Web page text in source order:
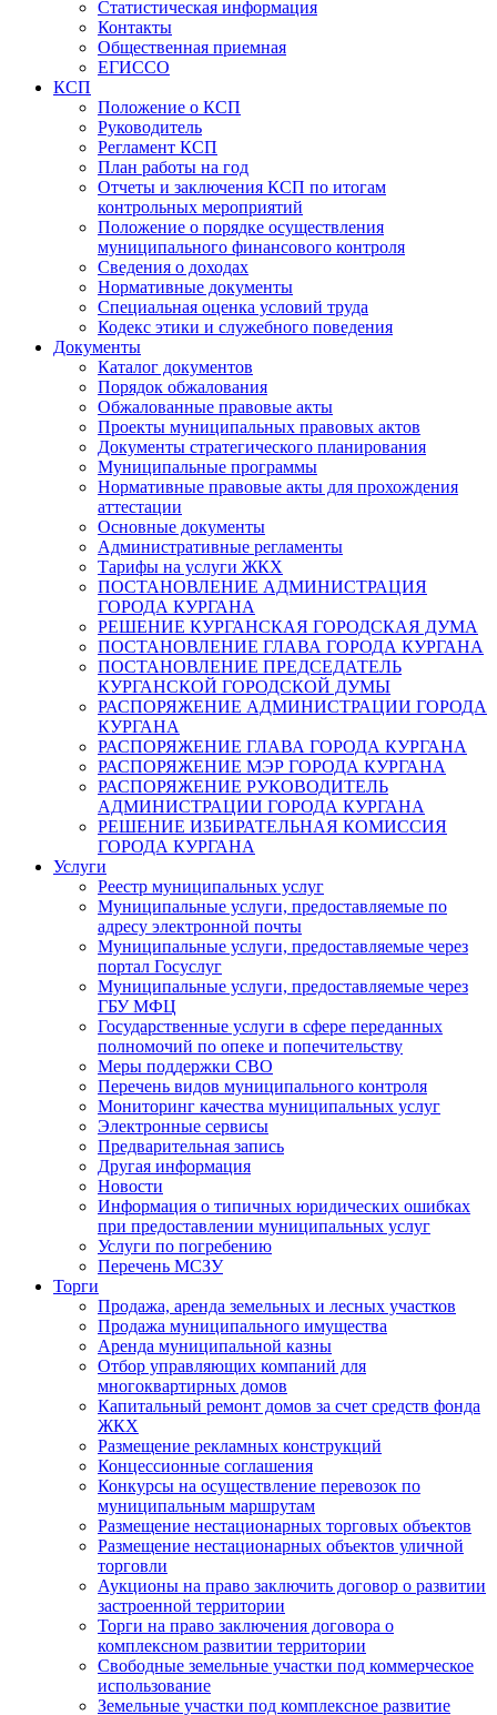
Статистическая информация
Контакты
Общественная приемная
ЕГИССО
КСП
Положение о КСП
Руководитель
Регламент КСП
План работы на год
Отчеты и заключения КСП по итогам
контрольных мероприятий
Положение о порядке осуществления
муниципального финансового контроля
Сведения о доходах
Нормативные документы
Специальная оценка условий труда
Кодекс этики и служебного поведения
Документы
Каталог документов
Порядок обжалования
Обжалованные правовые акты
Проекты муниципальных правовых актов
Документы стратегического планирования
Муниципальные программы
Нормативные правовые акты для прохождения
аттестации
Основные документы
Административные регламенты
Тарифы на услуги ЖКХ
ПОСТАНОВЛЕНИЕ АДМИНИСТРАЦИЯ
ГОРОДА КУРГАНА
РЕШЕНИЕ КУРГАНСКАЯ ГОРОДСКАЯ ДУМА
ПОСТАНОВЛЕНИЕ ГЛАВА ГОРОДА КУРГАНА
ПОСТАНОВЛЕНИЕ ПРЕДСЕДАТЕЛЬ
КУРГАНСКОЙ ГОРОДСКОЙ ДУМЫ
РАСПОРЯЖЕНИЕ АДМИНИСТРАЦИИ ГОРОДА
КУРГАНА
РАСПОРЯЖЕНИЕ ГЛАВА ГОРОДА КУРГАНА
РАСПОРЯЖЕНИЕ МЭР ГОРОДА КУРГАНА
РАСПОРЯЖЕНИЕ РУКОВОДИТЕЛЬ
АДМИНИСТРАЦИИ ГОРОДА КУРГАНА
РЕШЕНИЕ ИЗБИРАТЕЛЬНАЯ КОМИССИЯ
ГОРОДА КУРГАНА
Услуги
Реестр муниципальных услуг
Муниципальные услуги, предоставляемые по
адресу электронной почты
Муниципальные услуги, предоставляемые через
портал Госуслуг
Муниципальные услуги, предоставляемые через
ГБУ МФЦ
Государственные услуги в сфере переданных
полномочий по опеке и попечительству
Меры поддержки СВО
Перечень видов муниципального контроля
Мониторинг качества муниципальных услуг
Электронные сервисы
Предварительная запись
Другая информация
Новости
Информация о типичных юридических ошибках
при предоставлении муниципальных услуг
Услуги по погребению
Перечень МСЗУ
Торги
Продажа, аренда земельных и лесных участков
Продажа муниципального имущества
Аренда муниципальной казны
Отбор управляющих компаний для
многоквартирных домов
Капитальный ремонт домов за счет средств фонда
ЖКХ
Размещение рекламных конструкций
Концессионные соглашения
Конкурсы на осуществление перевозок по
муниципальным маршрутам
Размещение нестационарных торговых объектов
Размещение нестационарных объектов уличной
торговли
Аукционы на право заключить договор о развитии
застроенной территории
Торги на право заключения договора о
комплексном развитии территории
Свободные земельные участки под коммерческое
использование
Земельные участки под комплексное развитие